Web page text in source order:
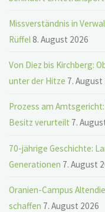
Missverständnis in
Rüffel8. August 2026
Von Diez bis Kirchberg:
unter der Hitze 7. August
Prozess am
Besitz verurteilt 7.
70-jährige Geschichte:
Generationen 7. August
Oranien-Campus
schaffen 7. August 2026